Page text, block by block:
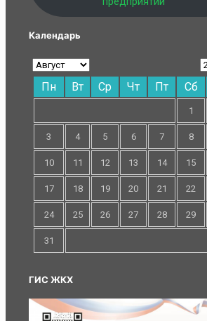
Календарь
Пн Вт Ср Чт Пт Сб
1
3 4 5 6 7 8
10 11 12 13 14 15
17 18 19 20 21 22
24 25 26 27 28 29
31
ГИС ЖКХ